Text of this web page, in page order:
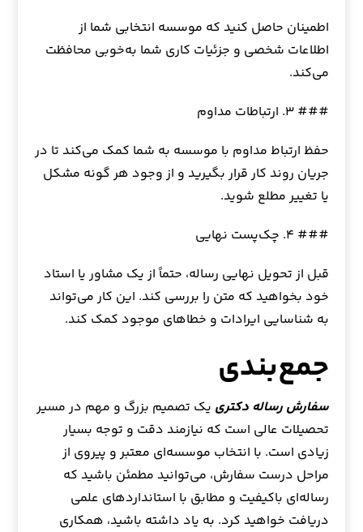
اطمینان حاصل کنید که موسسه انتخابی شما از
اطلاعات شخصی و جزئیات کاری شما به‌خوبی محافظت
می‌کند.
### ۳. ارتباطات مداوم
حفظ ارتباط مداوم با موسسه به شما کمک می‌کند تا در
جریان روند کار قرار بگیرید و از وجود هر گونه مشکل
یا تغییر مطلع شوید.
### ۴. چک‌پست نهایی
قبل از تحویل نهایی رساله، حتماً از یک مشاور یا استاد
خود بخواهید که متن را بررسی کند. این کار می‌تواند
به شناسایی ایرادات و خطاهای موجود کمک کند.
جمع‌بندی
سفارش رساله دکتری یک تصمیم بزرگ و مهم در مسیر
تحصیلات عالی است که نیازمند دقت و توجه بسیار
زیادی است. با انتخاب موسسه‌ای معتبر و پیروی از
مراحل درست سفارش، می‌توانید مطمئن باشید که
رساله‌ای باکیفیت و مطابق با استانداردهای علمی
دریافت خواهید کرد. به یاد داشته باشید، همکاری